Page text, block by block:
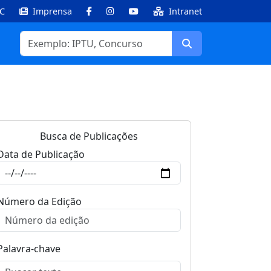
Imprensa FacebookInstagramYoutube Intranet
Buscar
Busca de Publicações
de Publicação
da Edição
chave